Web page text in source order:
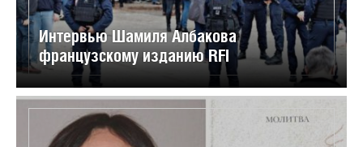
Интервью Шамиля Албакова
французскому изданию RFI